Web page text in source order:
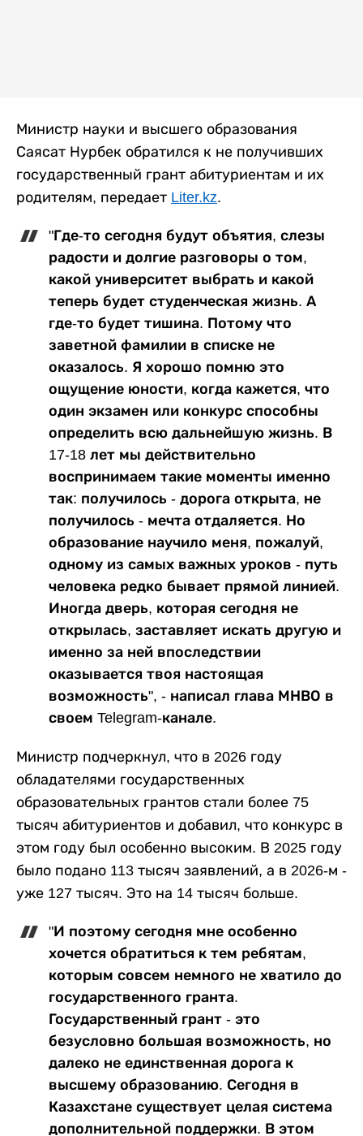
Министр науки и высшего образования
Саясат Нурбек обратился к не получивших
государственный грант абитуриентам и их
родителям, передает Liter.kz.
"Где-то сегодня будут объятия, слезы
радости и долгие разговоры о том,
какой университет выбрать и какой
теперь будет студенческая жизнь. А
где-то будет тишина. Потому что
заветной фамилии в списке не
оказалось. Я хорошо помню это
ощущение юности, когда кажется, что
один экзамен или конкурс способны
определить всю дальнейшую жизнь. В
17-18 лет мы действительно
воспринимаем такие моменты именно
так: получилось - дорога открыта, не
получилось - мечта отдаляется. Но
образование научило меня, пожалуй,
одному из самых важных уроков - путь
человека редко бывает прямой линией.
Иногда дверь, которая сегодня не
открылась, заставляет искать другую и
именно за ней впоследствии
оказывается твоя настоящая
возможность", - написал глава МНВО в
своем Telegram-канале.
Министр подчеркнул, что в 2026 году
обладателями государственных
образовательных грантов стали более 75
тысяч абитуриентов и добавил, что конкурс в
этом году был особенно высоким. В 2025 году
было подано 113 тысяч заявлений, а в 2026-м -
уже 127 тысяч. Это на 14 тысяч больше.
"И поэтому сегодня мне особенно
хочется обратиться к тем ребятам,
которым совсем немного не хватило до
государственного гранта.
Государственный грант - это
безусловно большая возможность, но
далеко не единственная дорога к
высшему образованию. Сегодня в
Казахстане существует целая система
дополнительной поддержки. В этом